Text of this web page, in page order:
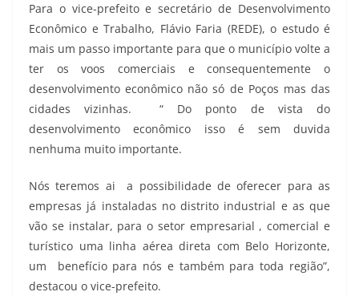
Para o vice-prefeito e secretário de Desenvolvimento
Econômico e Trabalho, Flávio Faria (REDE), o estudo é
mais um passo importante para que o município volte a
ter os voos comerciais e consequentemente o
desenvolvimento econômico não só de Poços mas das
cidades vizinhas. “ Do ponto de vista do
desenvolvimento econômico isso é sem duvida
nenhuma muito importante.
Nós teremos ai a possibilidade de oferecer para as
empresas já instaladas no distrito industrial e as que
vão se instalar, para o setor empresarial , comercial e
turístico uma linha aérea direta com Belo Horizonte,
um benefício para nós e também para toda região”,
destacou o vice-prefeito.